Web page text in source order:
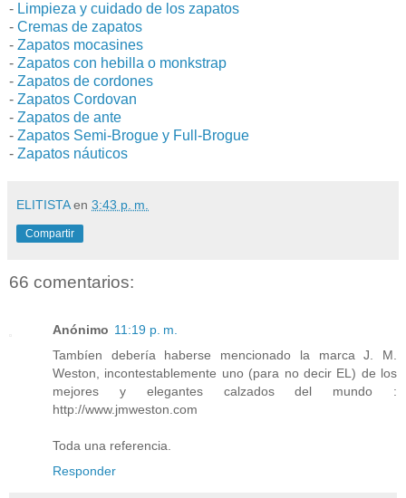
- Limpieza y cuidado de los zapatos
- Cremas de zapatos
- Zapatos mocasines
- Zapatos con hebilla o monkstrap
- Zapatos de cordones
- Zapatos Cordovan
- Zapatos de ante
- Zapatos Semi-Brogue y Full-Brogue
- Zapatos náuticos
ELITISTA en 3:43 p. m.
Compartir
66 comentarios:
Anónimo 11:19 p. m.
Tambíen debería haberse mencionado la marca J. M.
Weston, incontestablemente uno (para no decir EL) de los
mejores y elegantes calzados del mundo :
http://www.jmweston.com
Toda una referencia.
Responder